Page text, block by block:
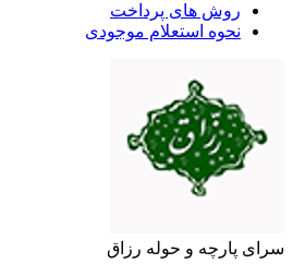
روش های پرداخت
نحوه استعلام موجودی
سرای پارچه و حوله رزاق